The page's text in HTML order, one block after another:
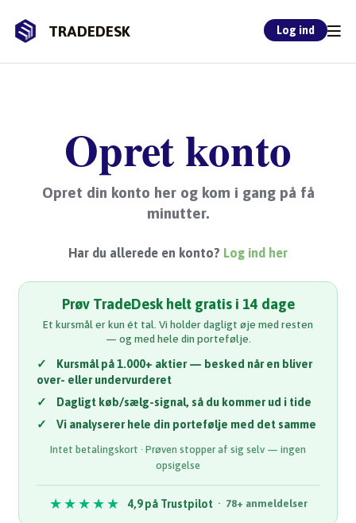
TRADEDESK Log ind
Opret konto
Opret din konto her og kom i gang på få
minutter.
Har du allerede en konto? Log ind her
Prøv TradeDesk helt gratis i 14 dage
Et kursmål er kun ét tal. Vi holder dagligt øje med resten
— og med hele din portefølje.
✓
Kursmål på 1.000+ aktier — besked når en bliver
over- eller undervurderet
✓
Dagligt køb/sælg-signal, så du kommer ud i tide
✓
Vi analyserer hele din portefølje med det samme
Intet betalingskort · Prøven stopper af sig selv — ingen
opsigelse
★★★★★ 4,9 på Trustpilot · 78+ anmeldelser